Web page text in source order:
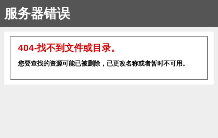
服务器错误
404-找不到文件或目录。
您要查找的资源可能已被删除，已更改名称或者暂时不可用。